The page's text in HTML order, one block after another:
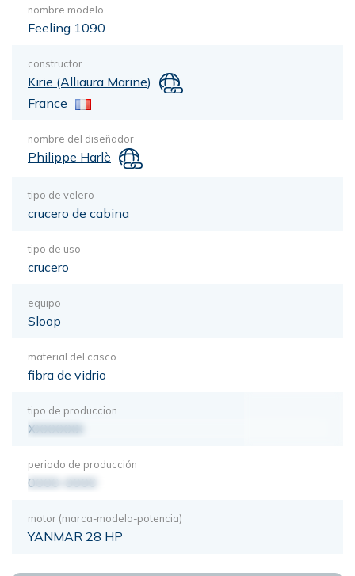
nombre modelo
Feeling 1090
constructor
Kirie (Alliaura Marine)
France
nombre del diseñador
Philippe Harlè
tipo de velero
crucero de cabina
tipo de uso
crucero
equipo
Sloop
material del casco
fibra de vidrio
tipo de produccion
XXXXXXX
periodo de producción
0000-0000
motor (marca-modelo-potencia)
YANMAR 28 HP